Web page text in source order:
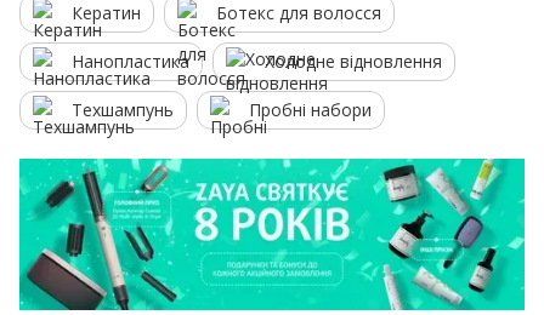
Кератин Ботекс для волосся
Нанопластика Холодне відновлення
Техшампунь Пробні набори